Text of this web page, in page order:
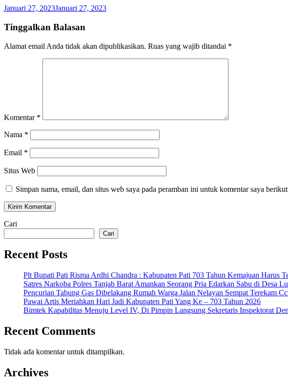
Januari 27, 2023Januari 27, 2023
Tinggalkan Balasan
Alamat email Anda tidak akan dipublikasikan. Ruas yang wajib ditandai *
Komentar *
Nama *
Email *
Situs Web
Simpan nama, email, dan situs web saya pada peramban ini untuk komentar saya
Cari
Cari
Recent Posts
Plt Bupati Pati Risma Ardhi Chandra : Kabupaten Pati 703 Tahun Kemajuan Harus
Satres Narkoba Polres Tanjab Barat Amankan Seorang Pria Edarkan Sabu di Desa
Pencurian Tabung Gas Dibelakang Rumah Warga Jalan Nelayan Sempat Terekam
Pawai Artis Meriahkan Hari Jadi Kabupaten Pati Yang Ke – 703 Tahun 2026
Bimtek Kapabilitas Menuju Level IV, Di Pimpin Langsung Sekretaris Inspektorat
Recent Comments
Tidak ada komentar untuk ditampilkan.
Archives